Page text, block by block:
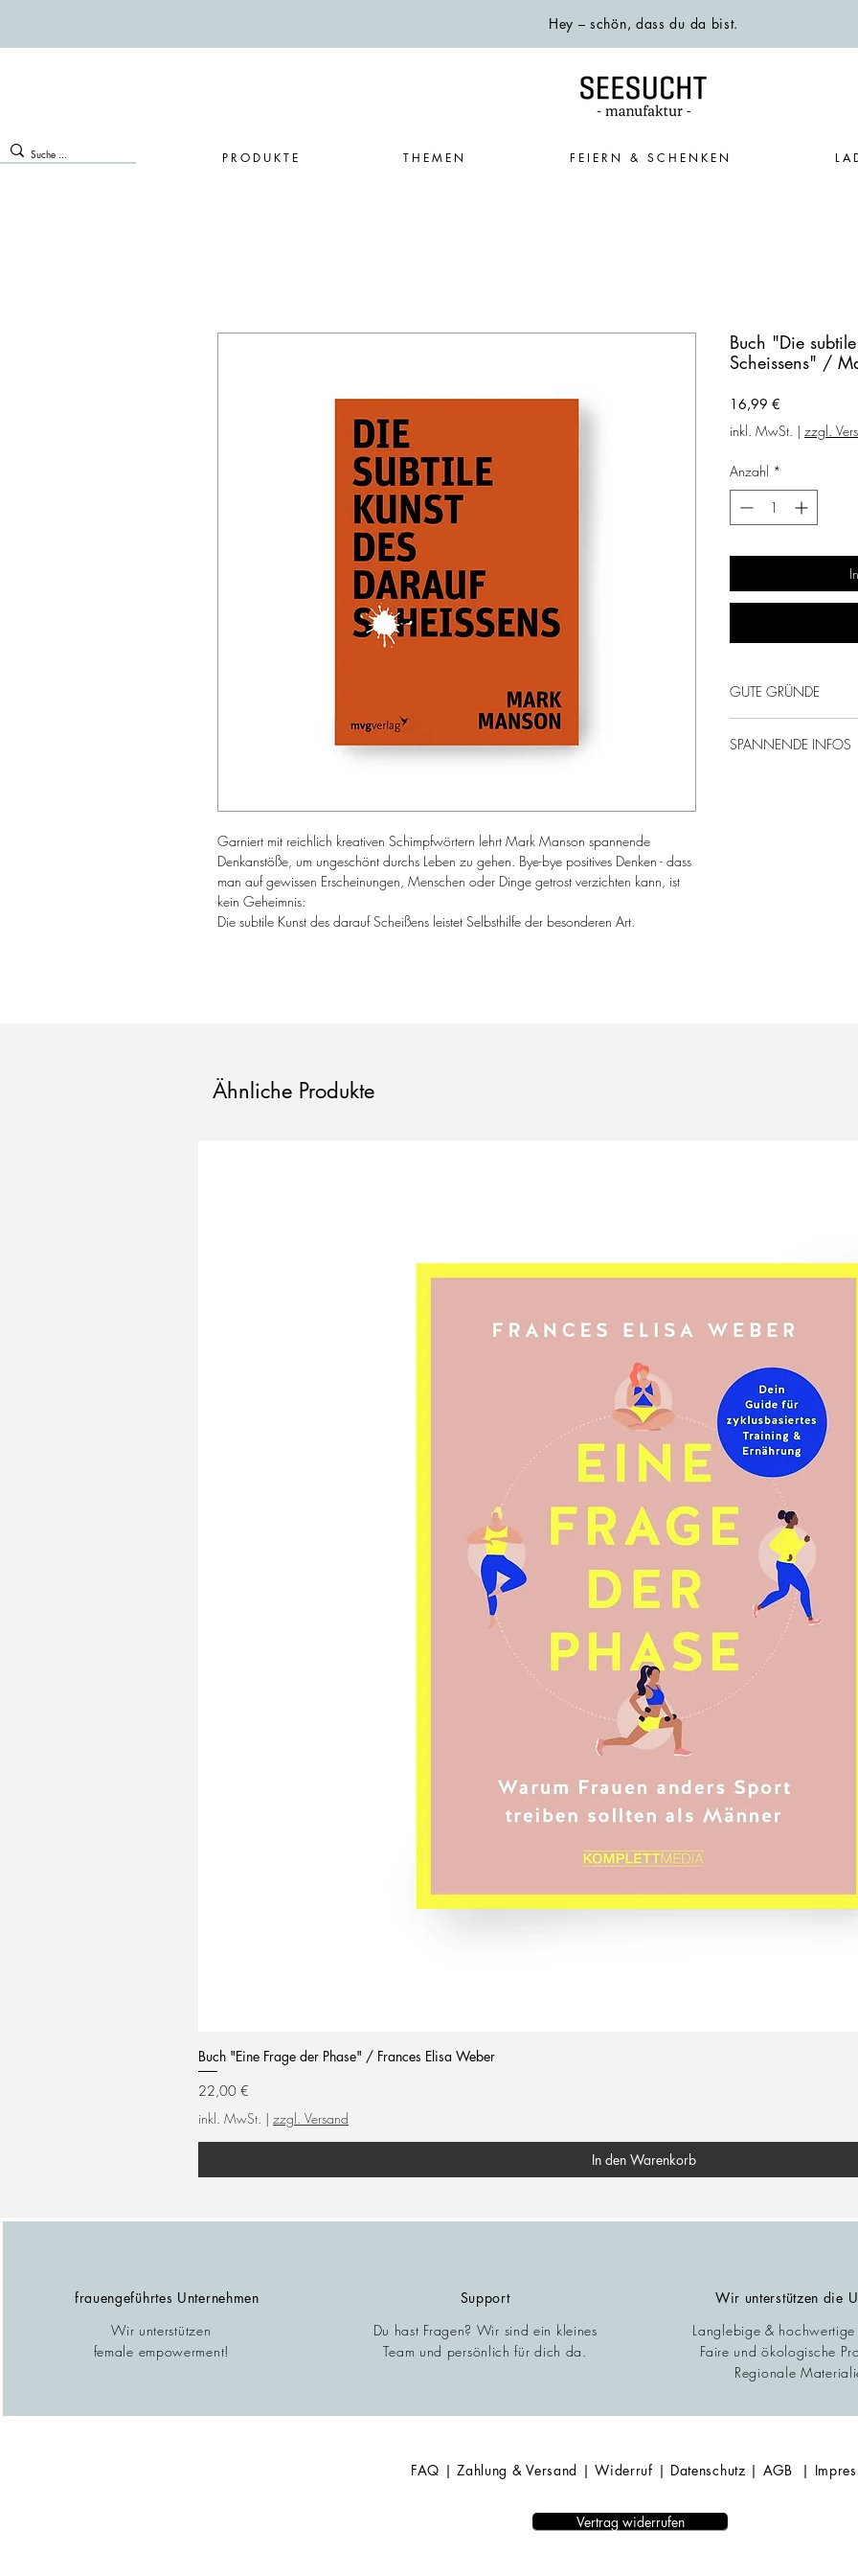
Hey – schön, dass du da bist.
PRODUKTE THEMEN FEIERN & SCHENKEN
Garniert mit reichlich kreativen Schimpfwörtern lehrt Mark Manson spannende
Denkanstöße, um ungeschönt durchs Leben zu gehen. Bye-bye positives Denken - dass
man auf gewissen Erscheinungen, Menschen oder Dinge getrost verzichten kann, ist
kein Geheimnis:
Die subtile Kunst des darauf Scheißens leistet Selbsthilfe der besonderen Art.
Buch "Die
Scheissens" /
16,99 €
inkl. MwSt. | zzgl.
Anzahl *
GUTE GRÜNDE
positives Denken adé
SPANNENDE INFOS
Ähnliche Produkte
Buch "Eine Frage der Phase" / Frances Elisa Weber
Preis
22,00 €
inkl. MwSt. | zzgl. Versand
In den Warenkorb
frauengeführtes Unternehmen
Wir unterstützen
female empowerment!
Support
Du hast Fragen? Wir sind ein kleines
Team und persönlich für dich da.
Wir unterstützen die
Langlebige & hochwertige
Faire und ökologische
Regionale
FAQ | Zahlung & Versand | Widerruf | Datenschutz | AGB |
Vertrag widerrufen